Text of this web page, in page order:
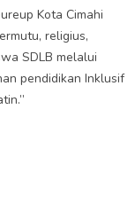
Kota Cimahi
religius,
SDLB melalui
pendidikan Inklusif